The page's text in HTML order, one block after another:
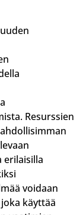
Resurssien
erilaisilla
voidaan
käyttää